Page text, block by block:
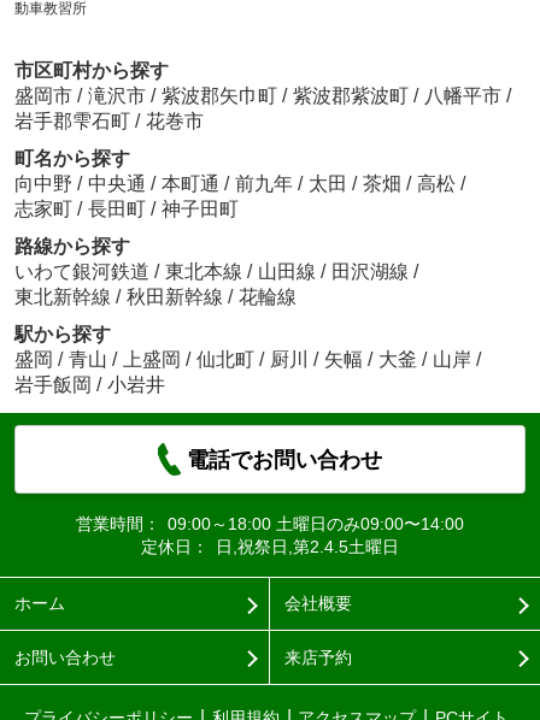
動車教習所
市区町村から探す
盛岡市 / 滝沢市 / 紫波郡矢巾町 / 紫波郡紫波町 / 八幡平市 /
岩手郡雫石町 / 花巻市
町名から探す
向中野 / 中央通 / 本町通 / 前九年 / 太田 / 茶畑 / 高松 /
志家町 / 長田町 / 神子田町
路線から探す
いわて銀河鉄道 / 東北本線 / 山田線 / 田沢湖線 /
東北新幹線 / 秋田新幹線 / 花輪線
駅から探す
盛岡 / 青山 / 上盛岡 / 仙北町 / 厨川 / 矢幅 / 大釜 / 山岸 /
岩手飯岡 / 小岩井
電話でお問い合わせ
営業時間：
09:00～18:00 土曜日のみ09:00〜14:00
定休日：
日,祝祭日,第2.4.5土曜日
ホーム 会社概要
お問い合わせ 来店予約